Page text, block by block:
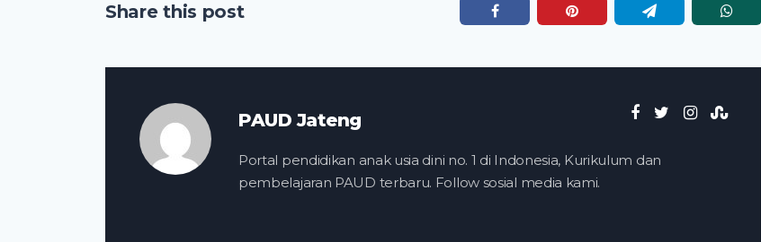
Share this post
PAUD Jateng
Portal pendidikan anak usia dini no. 1 di Indonesia, Kurikulum dan
pembelajaran PAUD terbaru. Follow sosial media kami.